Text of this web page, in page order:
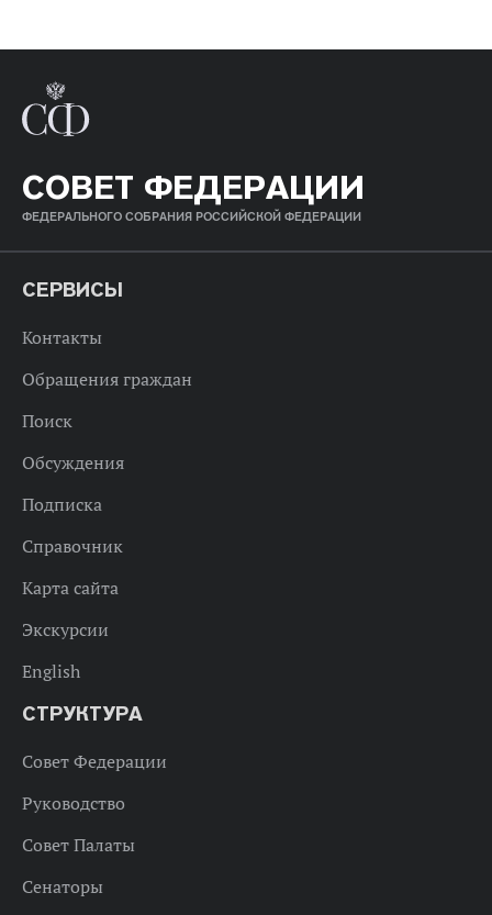
СОВЕТ ФЕДЕРАЦИИ
ФЕДЕРАЛЬНОГО СОБРАНИЯ РОССИЙСКОЙ ФЕДЕРАЦИИ
СЕРВИСЫ
Контакты
Обращения граждан
Поиск
Обсуждения
Подписка
Справочник
Карта сайта
Экскурсии
English
СТРУКТУРА
Совет Федерации
Руководство
Совет Палаты
Сенаторы